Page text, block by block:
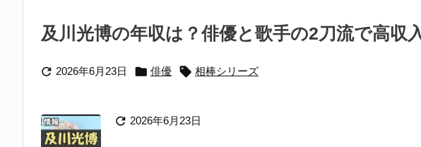
及川光博の年収は？俳優と歌手の2刀流で高収
 2026年6月23日  俳優  相棒シリーズ
 2026年6月23日